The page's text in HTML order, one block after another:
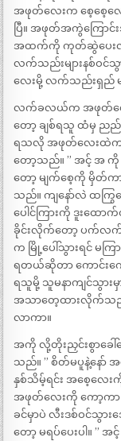
အဖုတ်လေးက စေ့စေ့လ
ပြီ။ အဖုတ်အကွဲကြေ
အထက်ကို ကုတ်ဆွဲပေးလို
လက်သည်းများနစ်ဝင်
လေးမို့ လက်သည်းရှည်
လက်ခလယ်က အဖုတ်လေ
တော့ ချစ်ရသူ ထံမှ ည
ရသလို အဖုတ်လေးထဲကလဲ
တော့သည်။ ” အင့် အ ကို
တော့ မျက်စေ့ကို မှိတ်က
သည်။ ကျနော်လဲ ထကြွ
ပေါင်ကြားကို ဒူးထ
ခိုင်းလိုက်တော့ ပက်လက်အ
က မြို့ပေါ်သွားရင် မ
ရတယ်ဆိုတာ ကောင်းက
ရသူမို့ သူမနာကျင်သွား
အသာတေ့ထားလိုက်သည်။
လာကာ။
အကို လို့တိုးညှင်းစွာခေါ်
သည်။ ” စိတ်မပူနဲ့နော်
နှစ်သိမ့်ရင်း အစေ့လေ
အဖုတ်လေးကို ကော့ကာ
ခင်မှာပဲ လီးဒစ်ဝင်သွာ
တော့ မရပ်ပေးပါ။ ”